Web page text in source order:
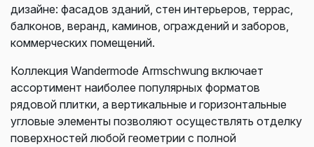
дизайне: фасадов зданий, стен интерьеров, террас,
балконов, веранд, каминов, ограждений и заборов,
коммерческих помещений.
Коллекция Wandermode Armschwung включает
ассортимент наиболее популярных форматов
рядовой плитки, а вертикальные и горизонтальные
угловые элементы позволяют осуществлять отделку
поверхностей любой геометрии с полной